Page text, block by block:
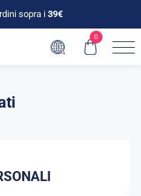
sopra i 39€
0